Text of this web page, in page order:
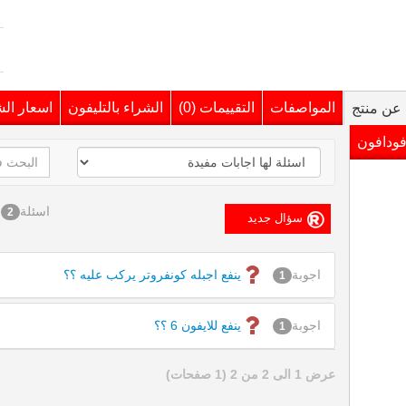
منتج المواصفات التقييمات (0) الشراء بالتليفون اسعار
اسئلة 2
ينفع اجبله كونفروتر يركب عليه ؟؟ اجوبة 1
ينفع للايفون 6 ؟؟ اجوبة 1
عرض 1 الى 2 من 2 (1 صفحات)